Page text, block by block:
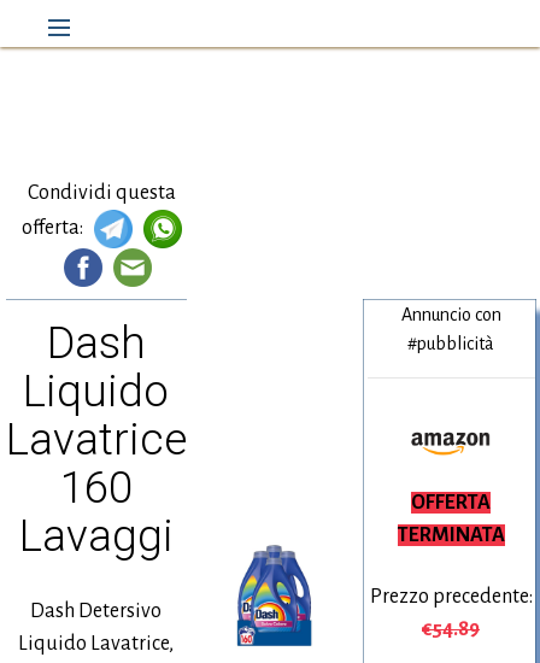
Condividi questa
offerta:
Dash
Liquido
Lavatrice
160
Lavaggi
Dash Detersivo
Liquido Lavatrice,
Annuncio con
#pubblicità
OFFERTA
TERMINATA
Prezzo precedente:
€54.89